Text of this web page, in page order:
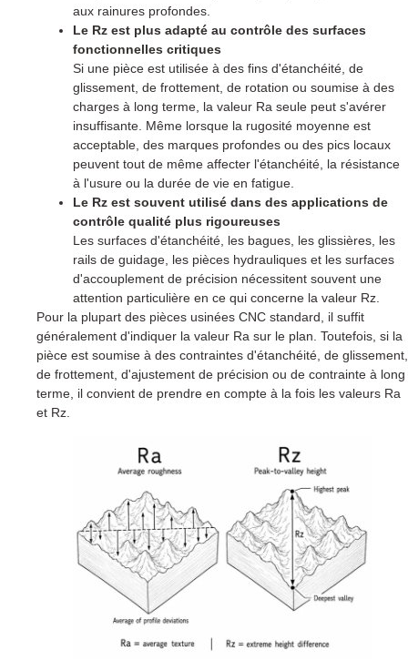
aux rainures profondes.
Le Rz est plus adapté au contrôle des surfaces
fonctionnelles critiques
Si une pièce est utilisée à des fins d'étanchéité, de
glissement, de frottement, de rotation ou soumise à des
charges à long terme, la valeur Ra seule peut s'avérer
insuffisante. Même lorsque la rugosité moyenne est
acceptable, des marques profondes ou des pics locaux
peuvent tout de même affecter l'étanchéité, la résistance
à l'usure ou la durée de vie en fatigue.
Le Rz est souvent utilisé dans des applications de
contrôle qualité plus rigoureuses
Les surfaces d'étanchéité, les bagues, les glissières, les
rails de guidage, les pièces hydrauliques et les surfaces
d'accouplement de précision nécessitent souvent une
attention particulière en ce qui concerne la valeur Rz.
Pour la plupart des pièces usinées CNC standard, il suffit
généralement d'indiquer la valeur Ra sur le plan. Toutefois, si la
pièce est soumise à des contraintes d'étanchéité, de glissement,
de frottement, d'ajustement de précision ou de contrainte à long
terme, il convient de prendre en compte à la fois les valeurs Ra
et Rz.